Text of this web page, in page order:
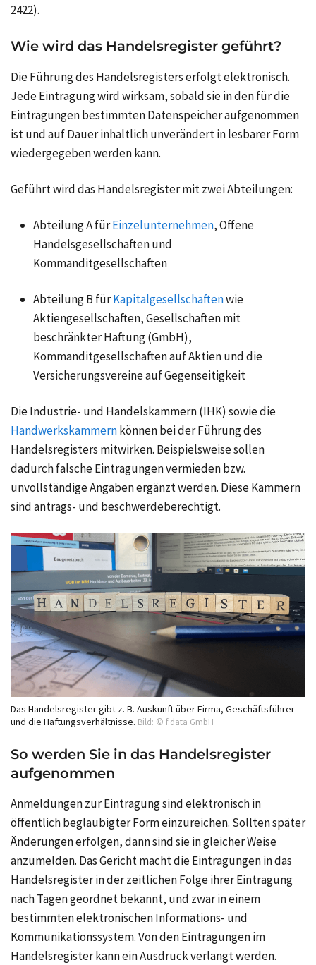
2422).
Wie wird das Handelsregister geführt?
Die Führung des Handelsregisters erfolgt elektronisch.
Jede Eintragung wird wirksam, sobald sie in den für die
Eintragungen bestimmten Datenspeicher aufgenommen
ist und auf Dauer inhaltlich unverändert in lesbarer Form
wiedergegeben werden kann.
Geführt wird das Handelsregister mit zwei Abteilungen:
Abteilung A fürEinzelunternehmen, Offene
Handelsgesellschaften und
Kommanditgesellschaften
Abteilung B fürKapitalgesellschaftenwie
Aktiengesellschaften, Gesellschaften mit
beschränkter Haftung (GmbH),
Kommanditgesellschaften auf Aktien und die
Versicherungsvereine auf Gegenseitigkeit
Die Industrie- und Handelskammern (IHK) sowie die
Handwerkskammernkönnen bei der Führung des
Handelsregisters mitwirken. Beispielsweise sollen
dadurch falsche Eintragungen vermieden bzw.
unvollständige Angaben ergänzt werden. Diese Kammern
sind antrags- und beschwerdeberechtigt.
Das Handelsregister gibt z. B. Auskunft über Firma, Geschäftsführer
und die Haftungsverhältnisse. Bild: © f:data GmbH
So werden Sie in das Handelsregister
aufgenommen
Anmeldungen zur Eintragung sind elektronisch in
öffentlich beglaubigter Form einzureichen. Sollten später
Änderungen erfolgen, dann sind sie in gleicher Weise
anzumelden. Das Gericht macht die Eintragungen in das
Handelsregister in der zeitlichen Folge ihrer Eintragung
nach Tagen geordnet bekannt, und zwar in einem
bestimmten elektronischen Informations- und
Kommunikationssystem. Von den Eintragungen im
Handelsregister kann ein Ausdruck verlangt werden.